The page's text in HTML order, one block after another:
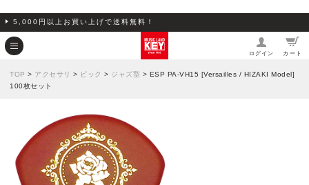
5,000円以上お買い上げで送料無料！
ログイン カート
TOP > アクセサリ > ピック > ジャズ型 > ESP PA-VH15 [Versailles / HIZAKI Model]
100枚セット